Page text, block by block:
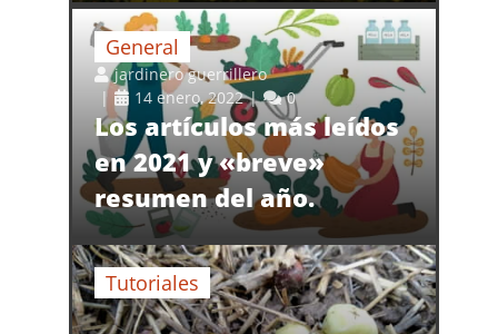
General
jardinero guerrillero
14 enero, 2022
0
Los artículos más leídos
en 2021 y «breve»
resumen del año.
Tutoriales